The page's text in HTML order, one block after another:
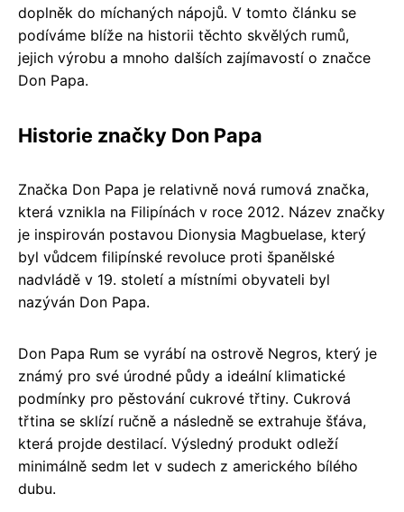
doplněk do míchaných nápojů. V tomto článku se
podíváme blíže na historii těchto skvělých rumů,
jejich výrobu a mnoho dalších zajímavostí o značce
Don Papa.
Historie značky Don Papa
Značka Don Papa je relativně nová rumová značka,
která vznikla na Filipínách v roce 2012. Název značky
je inspirován postavou Dionysia Magbuelase, který
byl vůdcem filipínské revoluce proti španělské
nadvládě v 19. století a místními obyvateli byl
nazýván Don Papa.
Don Papa Rum se vyrábí na ostrově Negros, který je
známý pro své úrodné půdy a ideální klimatické
podmínky pro pěstování cukrové třtiny. Cukrová
třtina se sklízí ručně a následně se extrahuje šťáva,
která projde destilací. Výsledný produkt odleží
minimálně sedm let v sudech z amerického bílého
dubu.